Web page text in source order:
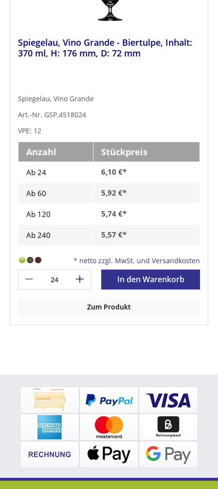
Spiegelau, Vino Grande - Biertulpe, Inhalt:
370 ml, H: 176 mm, D: 72 mm
Spiegelau, Vino Grande
Art.-Nr. GSP.4518024
VPE: 12
Anzahl Stückpreis
Ab 24 6,10 €*
Ab 60 5,92 €*
Ab 120 5,74 €*
Ab 240 5,57 €*
* netto zzgl. MwSt. und Versandkosten
In den Warenkorb
Zum Produkt